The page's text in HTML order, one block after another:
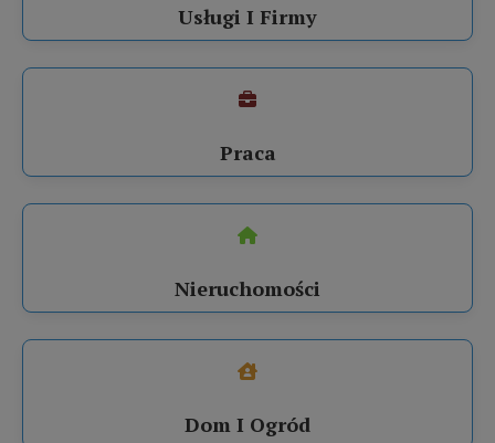
Usługi I Firmy
Praca
Nieruchomości
Dom I Ogród